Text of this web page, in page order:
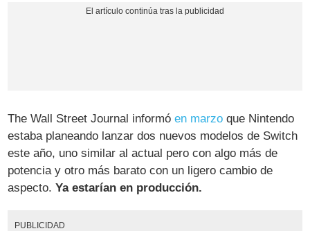
The Wall Street Journal informóen marzo que Nintendo
estaba planeando lanzar dos nuevos modelos de Switch
este año, uno similar al actual pero con algo más de
potencia y otro más barato con un ligero cambio de
aspecto.Ya estarían en producción.
PUBLICIDAD